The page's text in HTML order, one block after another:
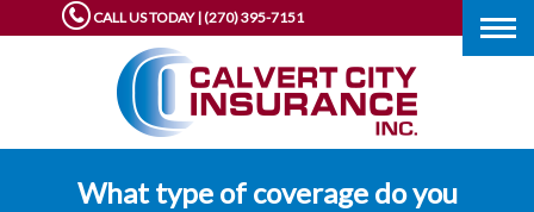
CALL US TODAY | (270) 395-7151
What type of coverage do you